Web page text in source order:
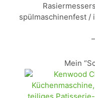
spülmaschinenfest /
Mein